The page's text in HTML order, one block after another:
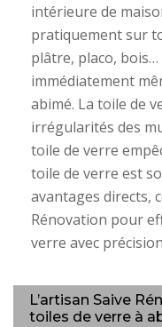
intérieure de
pratiquement sur
plâtre, placo,
immédiatement
abimé. La toile de
irrégularités des
toile de verre
toile de verre est
avantages directs,
Rénovation pour
verre avec
L’artisan Saive
toiles de verre à